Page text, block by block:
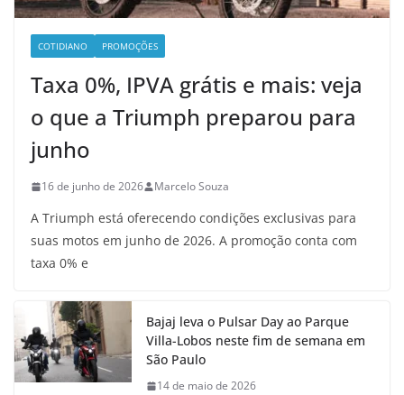
COTIDIANO PROMOÇÕES
Taxa 0%, IPVA grátis e mais: veja
o que a Triumph preparou para
junho
16 de junho de 2026 Marcelo Souza
A Triumph está oferecendo condições exclusivas para
suas motos em junho de 2026. A promoção conta com
taxa 0% e
Bajaj leva o Pulsar Day ao Parque
Villa-Lobos neste fim de semana em
São Paulo
14 de maio de 2026